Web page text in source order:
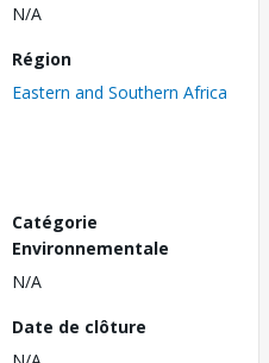
N/A
Région
Eastern and Southern Africa
Catégorie
Environnementale
N/A
Date de clôture